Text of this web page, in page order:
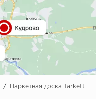
Adelar
Alfa
AllureFloor
Alpine floor
/
Паркетная доска Tarkett